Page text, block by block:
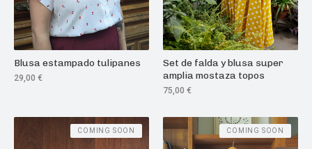
Blusa estampado tulipanes
29,00 €
Set de falda y blusa super
amplia mostaza topos
75,00 €
COMING SOON COMING SOON